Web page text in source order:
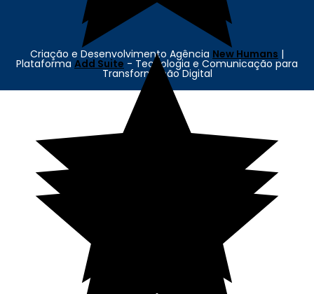
Criação e Desenvolvimento Agência New Humans |
Plataforma Add Suite - Tecnologia e Comunicação para
Transformação Digital